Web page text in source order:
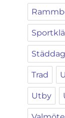
Städdag
Trad
Utby